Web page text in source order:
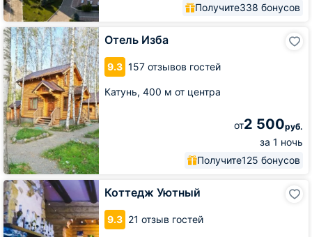
Получите338 бонусов
Отель Изба
9.3 157 отзывов гостей
Катунь, 400 м от центра
от2 500руб.
за 1 ночь
Получите125 бонусов
Отель
Изба
Коттедж Уютный
9.3 21 отзыв гостей
Коттедж
Уютный